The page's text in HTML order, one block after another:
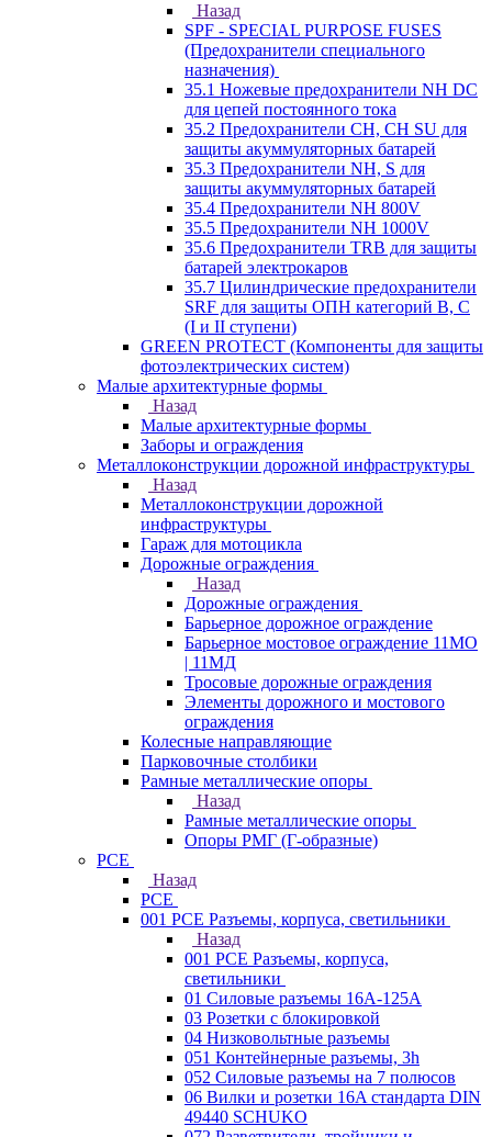
Назад
SPF - SPECIAL PURPOSE FUSES
(Предохранители специального
назначения)
35.1 Ножевые предохранители NH DC
для цепей постоянного тока
35.2 Предохранители CH, CH SU для
защиты акуммуляторных батарей
35.3 Предохранители NH, S для
защиты акуммуляторных батарей
35.4 Предохранители NH 800V
35.5 Предохранители NH 1000V
35.6 Предохранители TRB для защиты
батарей электрокаров
35.7 Цилиндрические предохранители
SRF для защиты ОПН категорий B, C
(I и II ступени)
GREEN PROTECT (Компоненты для защиты
фотоэлектрических систем)
Малые архитектурные формы
Назад
Малые архитектурные формы
Заборы и ограждения
Металлоконструкции дорожной инфраструктуры
Назад
Металлоконструкции дорожной
инфраструктуры
Гараж для мотоцикла
Дорожные ограждения
Назад
Дорожные ограждения
Барьерное дорожное ограждение
Барьерное мостовое ограждение 11МО
| 11МД
Тросовые дорожные ограждения
Элементы дорожного и мостового
ограждения
Колесные направляющие
Парковочные столбики
Рамные металлические опоры
Назад
Рамные металлические опоры
Опоры РМГ (Г-образные)
PCE
Назад
PCE
001 PCE Разъемы, корпуса, светильники
Назад
001 PCE Разъемы, корпуса,
светильники
01 Силовые разъемы 16А-125А
03 Розетки с блокировкой
04 Низковольтные разъемы
051 Контейнерные разъемы, 3h
052 Силовые разъемы на 7 полюсов
06 Вилки и розетки 16A стандарта DIN
49440 SCHUKO